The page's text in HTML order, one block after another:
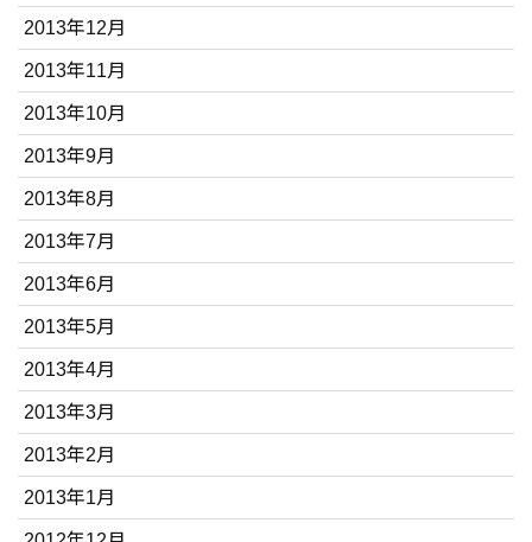
2013年12月
2013年11月
2013年10月
2013年9月
2013年8月
2013年7月
2013年6月
2013年5月
2013年4月
2013年3月
2013年2月
2013年1月